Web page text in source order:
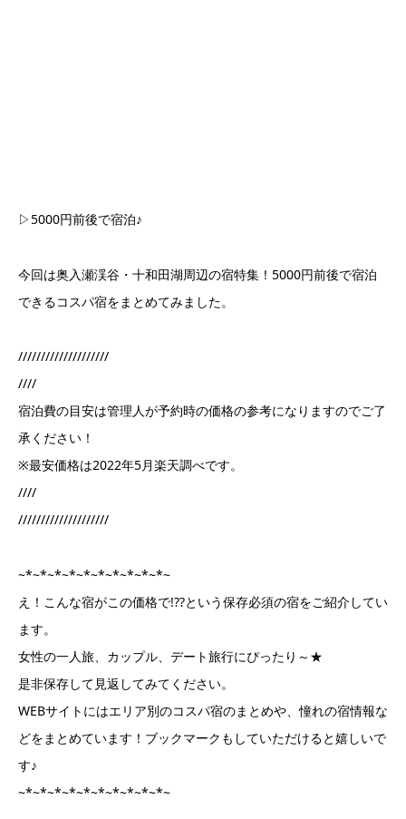
▷5000円前後で宿泊♪
今回は奥入瀬渓谷・十和田湖周辺の宿特集！5000円前後で宿泊
できるコスパ宿をまとめてみました。
////////////////////
////
宿泊費の目安は管理人が予約時の価格の参考になりますのでご了
承ください！
※最安価格は2022年5月楽天調べです。
////
////////////////////
~*~*~*~*~*~*~*~*~*~*~
え！こんな宿がこの価格で!??という保存必須の宿をご紹介してい
ます。
女性の一人旅、カップル、デート旅行にぴったり～★
是非保存して見返してみてください。
WEBサイトにはエリア別のコスパ宿のまとめや、憧れの宿情報な
どをまとめています！ブックマークもしていただけると嬉しいで
す♪
~*~*~*~*~*~*~*~*~*~*~